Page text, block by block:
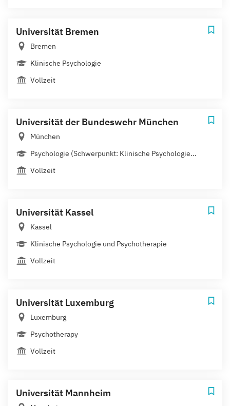
Universität Bremen
Bremen
Klinische Psychologie
Vollzeit
Universität der Bundeswehr München
München
Psychologie (Schwerpunkt: Klinische Psychologie...
Vollzeit
Universität Kassel
Kassel
Klinische Psychologie und Psychotherapie
Vollzeit
Universität Luxemburg
Luxemburg
Psychotherapy
Vollzeit
Universität Mannheim